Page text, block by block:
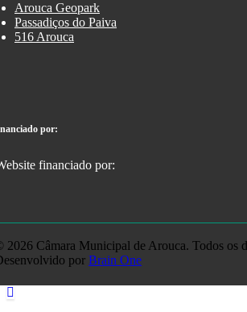
Arouca Geopark
Passadiços do Paiva
516 Arouca
por:
2026 Câmara Municipal de Arouca. Todos os
por Brain One